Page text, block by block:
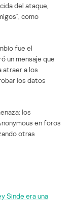
del ataque,
como
fue el
un mensaje que
atraer a los
los datos
los
en foros
otras
Sinde era una